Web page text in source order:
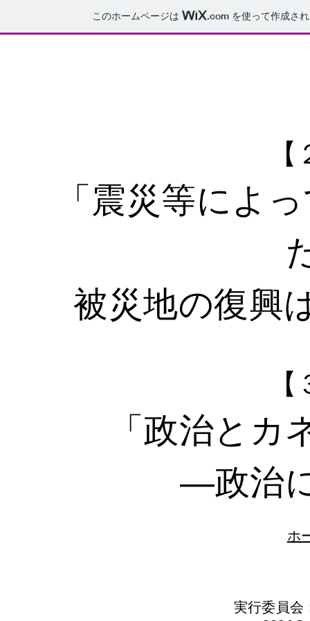
このホームページは .com を使って作成さ
「震災等によ
被災地の復興
「政治と
―政治に
ホ
実行委員会